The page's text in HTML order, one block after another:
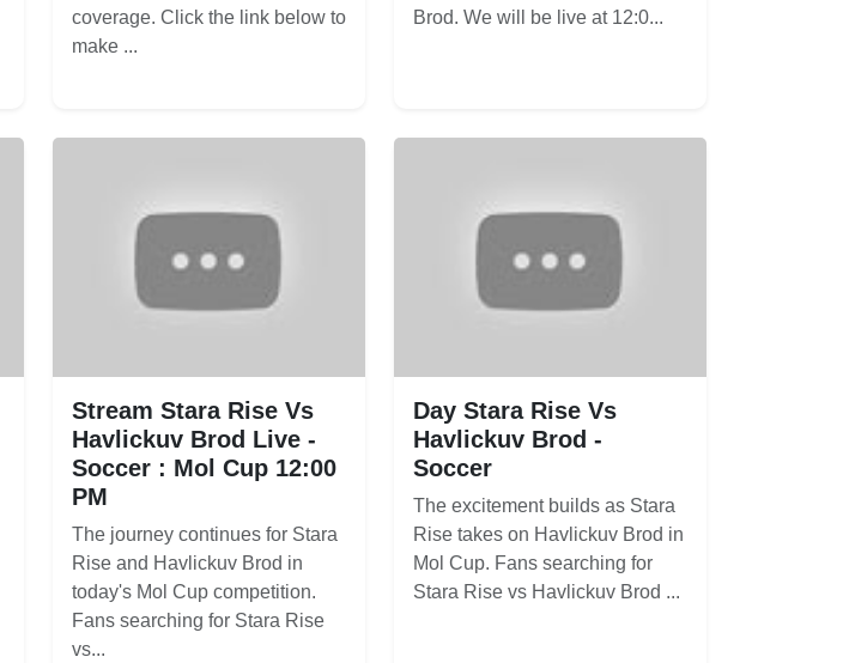
coverage. Click the link below to
make ...
Brod. We will be live at 12:0...
Stream Stara Rise Vs
Havlickuv Brod Live -
Soccer : Mol Cup 12:00
PM
The journey continues for Stara
Rise and Havlickuv Brod in
today's Mol Cup competition.
Fans searching for Stara Rise
vs...
Day Stara Rise Vs
Havlickuv Brod -
Soccer
The excitement builds as Stara
Rise takes on Havlickuv Brod in
Mol Cup. Fans searching for
Stara Rise vs Havlickuv Brod ...